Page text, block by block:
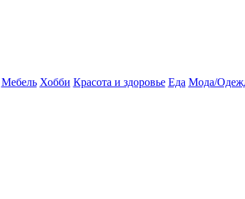
Мебель Хобби Красота и здоровье Еда Мода/